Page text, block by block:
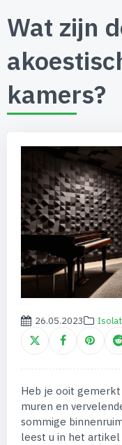
Wat zijn
kamers?
26.05.2023
Heb je ooit
muren en
sommige
leest u in het artikel